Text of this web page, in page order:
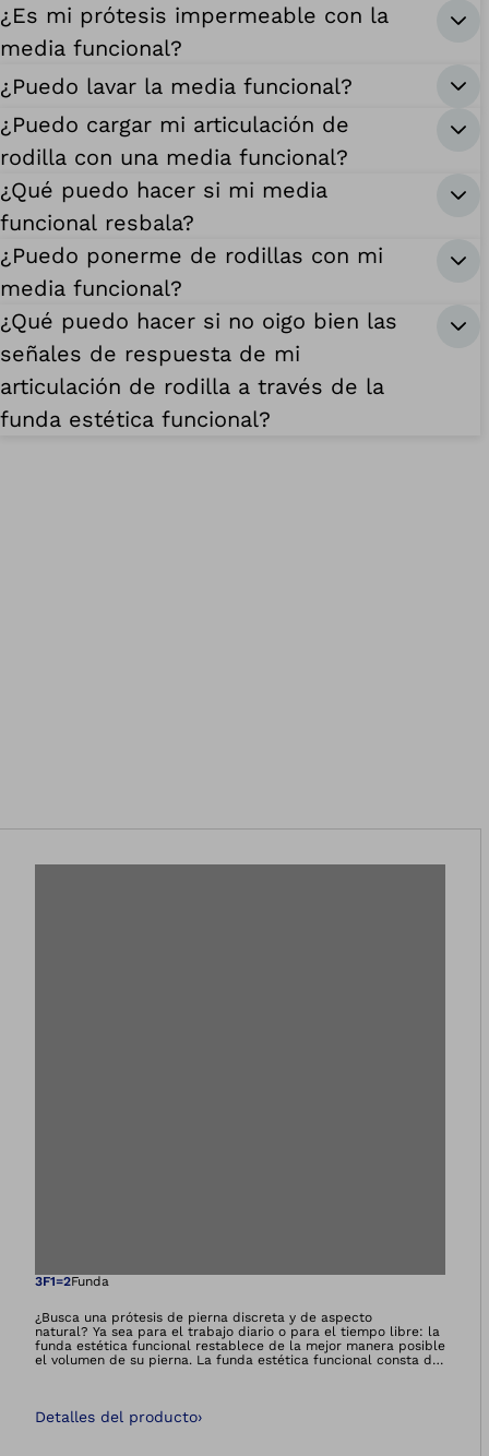
¿Es mi prótesis impermeable con la
media funcional?
¿Puedo lavar la media funcional?
¿Puedo cargar mi articulación de
rodilla con una media funcional?
¿Qué puedo hacer si mi media
funcional resbala?
¿Puedo ponerme de rodillas con mi
media funcional?
¿Qué puedo hacer si no oigo bien las
señales de respuesta de mi
articulación de rodilla a través de la
funda estética funcional?
Abre la imagen
3F1=2Funda
¿Busca una prótesis de pierna discreta y de aspecto
natural? Ya sea para el trabajo diario o para el tiempo libre: la
funda estética funcional restablece de la mejor manera posible
el volumen de su pierna. La funda estética funcional consta de
Detalles del producto›